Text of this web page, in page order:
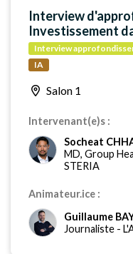
Interview
Investissement
Interview
IA
Salon 1
Intervenant(e)s :
Socheat
MD, Group
STERIA
Animateur.ice :
Guillaume
Journaliste -